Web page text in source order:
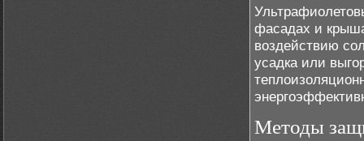
фасадах и
воздействию
усадка или
Методы